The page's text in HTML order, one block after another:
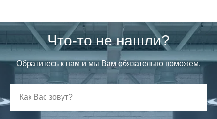
Что-то не нашли?
Обратитесь к нам и мы Вам обязательно поможем.